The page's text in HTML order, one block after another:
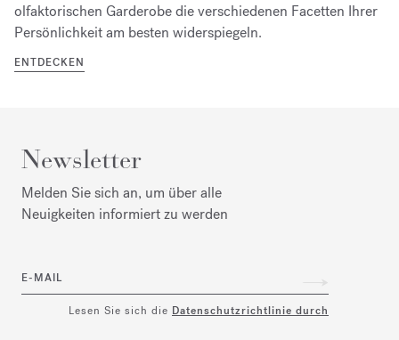
olfaktorischen Garderobe die verschiedenen Facetten Ihrer
Persönlichkeit am besten widerspiegeln.
ENTDECKEN
Newsletter
Melden Sie sich an, um über alle
Neuigkeiten informiert zu werden
E-MAIL
Lesen Sie sich die Datenschutzrichtlinie durch